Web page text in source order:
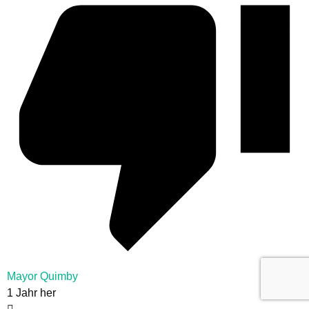
Mayor Quimby
1 Jahr her